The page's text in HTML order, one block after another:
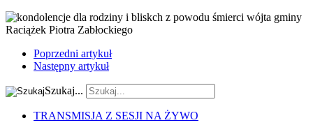
Poprzedni artykuł
Następny artykuł
Szukaj...
TRANSMISJA Z SESJI NA ŻYWO